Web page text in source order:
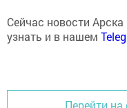
Сейчас новости
узнать и в нашем
Перейти на